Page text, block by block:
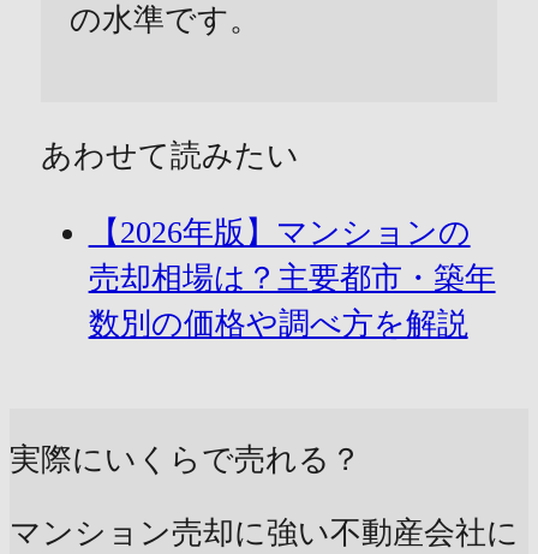
の水準です。
あわせて読みたい
【2026年版】マンションの
売却相場は？主要都市・築年
数別の価格や調べ方を解説
実際にいくらで売れる？
マンション売却に強い不動産会社に